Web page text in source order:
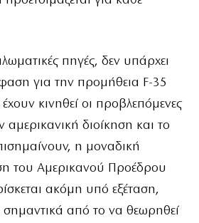
πηγές, δεν υπάρχει
για την προμήθεια F-35
κινηθεί οι προβλεπόμενες
αμερικανική διοίκηση και το
η μοναδική
του Αμερικανού Προέδρου
ακόμη υπό εξέταση,
σημαντικά από το να θεωρηθεί